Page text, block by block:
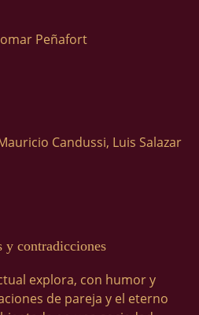
Peñafort
Candussi, Luis Salazar
y contradicciones
explora, con humor y
de pareja y el eterno